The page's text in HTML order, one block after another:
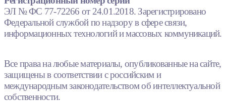
ЭЛ № ФС 77-72266 от 24.01.2018. Зарегистрировано
Федеральной службой по надзору в сфере связи,
информационных технологий и массовых коммуникаций.
Все права на любые материалы, опубликованные на сайте,
защищены в соответствии с российским и
международным законодательством об интеллектуальной
собственности.